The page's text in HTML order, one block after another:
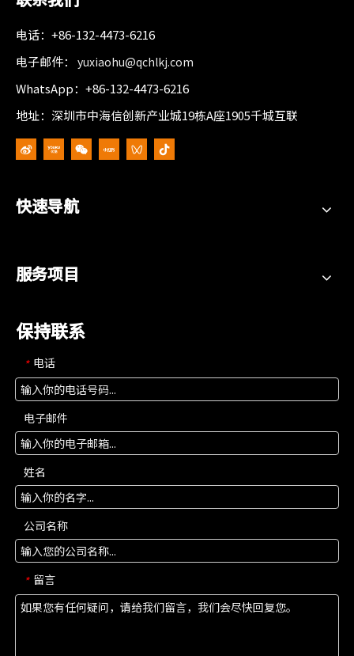
电话：+86-132-4473-6216
电子邮件： yuxiaohu@qchlkj.com
WhatsApp：+86-132-4473-6216
地址：深圳市中海信创新产业城19栋A座1905千城互联
快速导航
服务项目
保持联系
* 电话
电子邮件
姓名
公司名称
* 留言